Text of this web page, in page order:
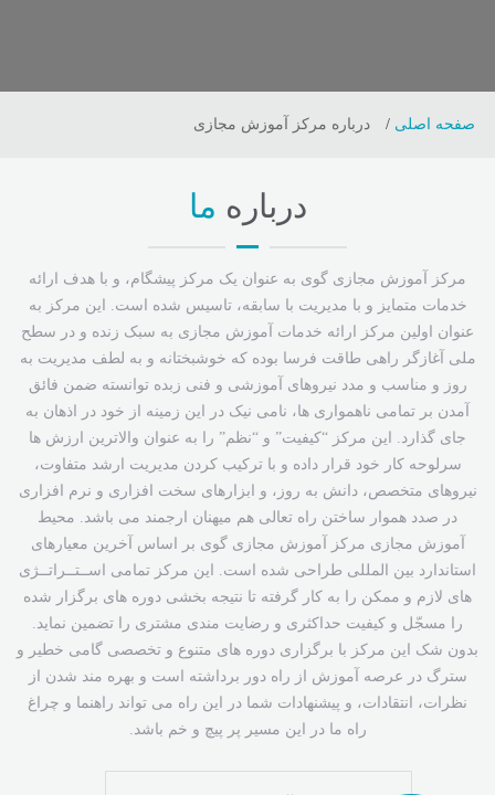
صفحه اصلی درباره مرکز آموزش مجازی
درباره ما
مرکز آموزش مجازی گوی به عنوان یک مرکز پیشگام، و با هدف ارائه
خدمات متمایز و با مدیریت با سابقه، تاسیس شده است. این مرکز به
عنوان اولین مرکز ارائه خدمات آموزش مجازی به سبک زنده و در سطح
ملی آغازگر راهی طاقت فرسا بوده که خوشبختانه و به لطف مدیریت به
روز و مناسب و مدد نیروهای آموزشی و فنی زبده توانسته ضمن فائق
آمدن بر تمامی ناهمواری ها، نامی نیک در این زمینه از خود در اذهان به
جای گذارد. این مرکز “کیفیت” و “نظم” را به عنوان والاترین ارزش ها
سرلوحه کار خود قرار داده و با ترکیب کردن مدیریت ارشد متفاوت،
نیروهای متخصص، دانش به روز، و ابزارهای سخت افزاری و نرم افزاری
در صدد هموار ساختن راه تعالی هم میهنان ارجمند می باشد. محیط
آموزش مجازی مرکز آموزش مجازی گوی بر اساس آخرین معیارهای
استاندارد بین المللی طراحی شده است. این مرکز تمامی اســتــراتــژی
های لازم و ممکن را به کار گرفته تا نتیجه بخشی دوره های برگزار شده
را مسجّل و کیفیت حداکثری و رضایت مندی مشتری را تضمین نماید.
بدون شک این مرکز با برگزاری دوره های متنوع و تخصصی گامی خطیر و
سترگ در عرصه آموزش از راه دور برداشته است و بهره مند شدن از
نظرات، انتقادات، و پیشنهادات شما در این راه می تواند راهنما و چراغ
راه ما در این مسیر پر پیچ و خم باشد.